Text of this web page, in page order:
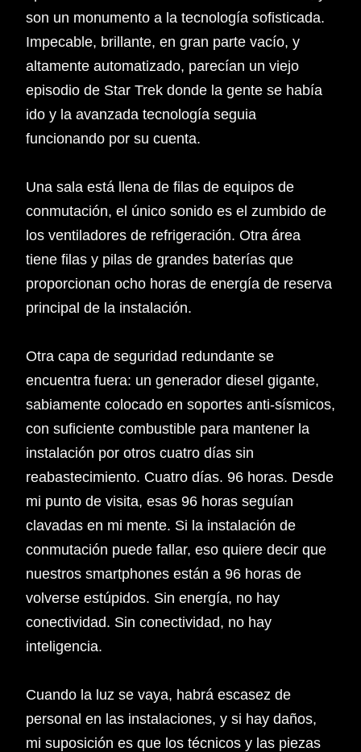
son un monumento a la tecnología sofisticada.
Impecable, brillante, en gran parte vacío, y
altamente automatizado, parecían un viejo
episodio de Star Trek donde la gente se había
ido y la avanzada tecnología seguia
funcionando por su cuenta.
Una sala está llena de filas de equipos de
conmutación, el único sonido es el zumbido de
los ventiladores de refrigeración. Otra área
tiene filas y pilas de grandes baterías que
proporcionan ocho horas de energía de reserva
principal de la instalación.
Otra capa de seguridad redundante se
encuentra fuera: un generador diesel gigante,
sabiamente colocado en soportes anti-sísmicos,
con suficiente combustible para mantener la
instalación por otros cuatro días sin
reabastecimiento. Cuatro días. 96 horas. Desde
mi punto de visita, esas 96 horas seguían
clavadas en mi mente. Si la instalación de
conmutación puede fallar, eso quiere decir que
nuestros smartphones están a 96 horas de
volverse estúpidos. Sin energía, no hay
conectividad. Sin conectividad, no hay
inteligencia.
Cuando la luz se vaya, habrá escasez de
personal en las instalaciones, y si hay daños,
mi suposición es que los técnicos y las piezas